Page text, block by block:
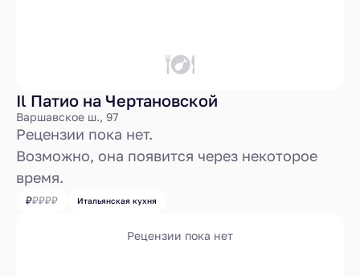
Il Патио на Чертановской
Варшавское ш., 97
Рецензии пока нет.
Возможно, она появится через некоторое
время.
Итальянская кухня
Рецензии пока нет